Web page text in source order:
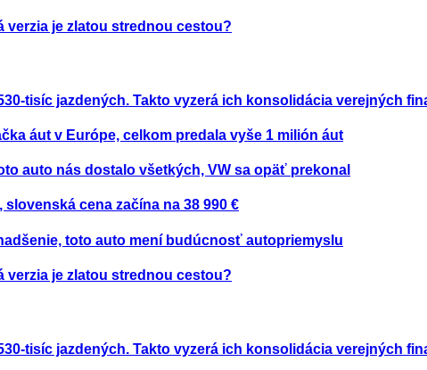
verzia je zlatou strednou cestou?
tisíc jazdených. Takto vyzerá ich konsolidácia verejných
áut v Európe, celkom predala vyše 1 milión áut
auto nás dostalo všetkých, VW sa opäť prekonal
cena začína na 38 990 €
toto auto mení budúcnosť autopriemyslu
verzia je zlatou strednou cestou?
tisíc jazdených. Takto vyzerá ich konsolidácia verejných